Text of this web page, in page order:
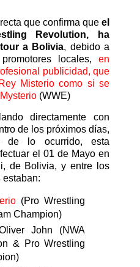
que confirma que el
Revolution, ha
a Bolivia, debido a
locales, en
publicidad, que
Misterio como si se
(WWE)
directamente con
de los próximos días,
de lo ocurrido, esta
el 01 de Mayo en
de Bolivia, y entre los
estaban:
(Pro Wrestling
Champion)
John (NWA
& Pro Wrestling